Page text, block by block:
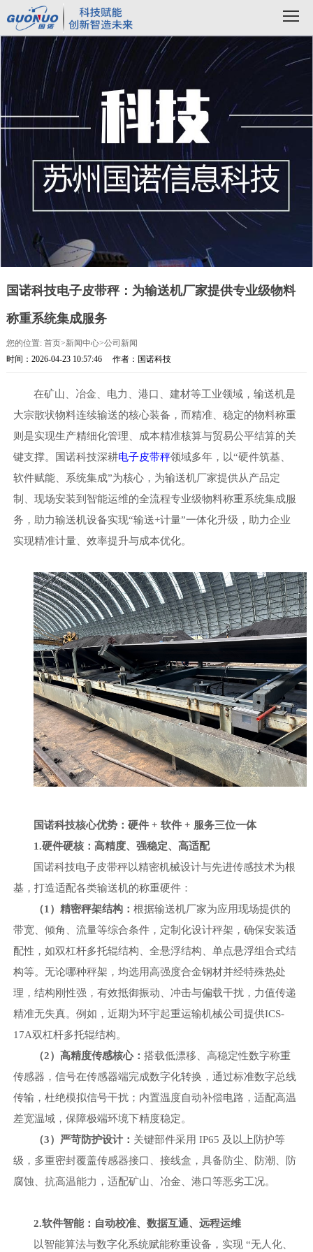
国诺科技电子皮带秤：为输送机厂家提供专业级物料
称重系统集成服务
您的位置: 首页>新闻中心>公司新闻
时间：2026-04-23 10:57:46
作者：国诺科技
在矿山、冶金、电力、港口、建材等工业领域，输送机是
大宗散状物料连续输送的核心装备，而精准、稳定的物料称重
则是实现生产精细化管理、成本精准核算与贸易公平结算的关
键支撑。国诺科技深耕电子皮带秤领域多年，以“硬件筑基、
软件赋能、系统集成”为核心，为输送机厂家提供从产品定
制、现场安装到智能运维的全流程专业级物料称重系统集成服
务，助力输送机设备实现“输送+计量”一体化升级， 助力企业
实现精准计量、效率提升与成本优化。
国诺科技核心优势：硬件 + 软件 + 服务三位一体
1.硬件硬核：高精度、强稳定、高适配
国诺科技电子皮带秤以精密机械设计与先进传感技术为根
基，打造适配各类输送机的称重硬件：
（1）精密秤架结构： 根据输送机厂家为应用现场提供的
带宽、倾角、流量等综合条件，定制化设计秤架，确保安装适
配性，如双杠杆多托辊结构、全悬浮结构、单点悬浮组合式结
构等。无论哪种秤架，均选用高强度合金钢材并经特殊热处
理，结构刚性强，有效抵御振动、冲击与偏载干扰，力值传递
精准无失真。例如，近期为环宇起重运输机械公司提供ICS-
17A双杠杆多托辊结构。
（2）高精度传感核心： 搭载低漂移、高稳定性数字称重
传感器，信号在传感器端完成数字化转换，通过标准数字总线
传输，杜绝模拟信号干扰；内置温度自动补偿电路，适配高温
差宽温域，保障极端环境下精度稳定。
（3）严苛防护设计： 关键部件采用 IP65 及以上防护等
级，多重密封覆盖传感器接口、接线盒，具备防尘、防潮、防
腐蚀、抗高温能力，适配矿山、冶金、港口等恶劣工况。
2.软件智能：自动校准、数据互通、远程运维
以智能算法与数字化系统赋能称重设备，实现 “无人化、